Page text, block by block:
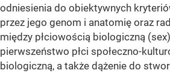
odniesienia do obiektywnych
przez jego genom i anatomię oraz
między płciowością biologiczną
pierwszeństwo płci społeczno-
biologiczną, a także dążenie do